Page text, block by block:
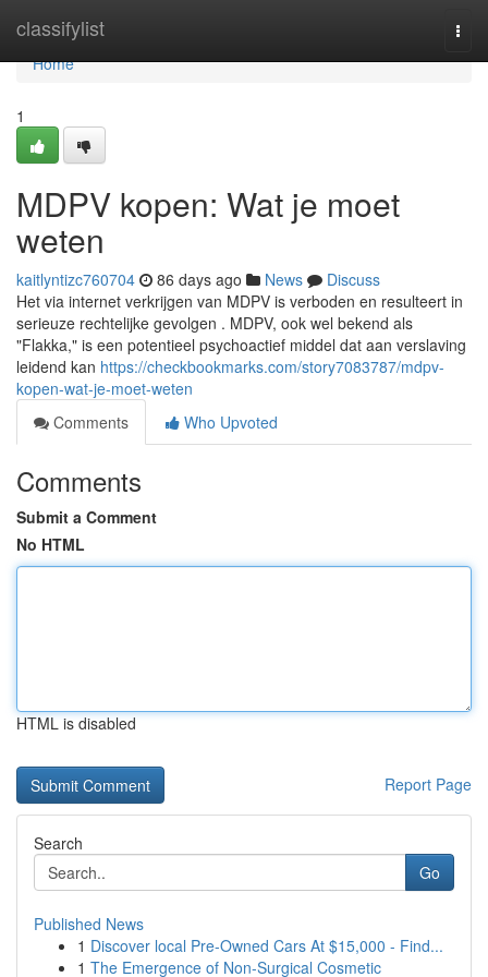
classifylist
Home
Home
1
MDPV kopen: Wat je moet
weten
kaitlyntizc760704 86 days ago News
Discuss
Het via internet verkrijgen van MDPV is verboden en resulteert in
serieuze rechtelijke gevolgen . MDPV, ook wel bekend als
"Flakka," is een potentieel psychoactief middel dat aan verslaving
leidend kan https://checkbookmarks.com/story7083787/mdpv-
kopen-wat-je-moet-weten
Comments
Who Upvoted
Comments
Submit a Comment
No HTML
HTML is disabled
Report Page
Search
Go
Published News
1 Discover local Pre-Owned Cars At $15,000 - Find...
1 The Emergence of Non-Surgical Cosmetic